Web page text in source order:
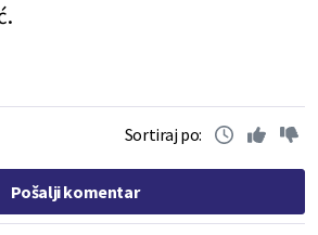
Sortiraj po:
Pošalji komentar